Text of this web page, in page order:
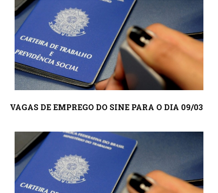
VAGAS DE EMPREGO DO SINE PARA O DIA 09/03